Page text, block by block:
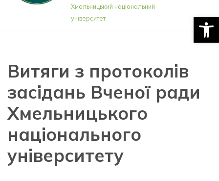
Хмельницький національний
університет
Витяги з протоколів
засідань Вченої ради
Хмельницького
національного
університету